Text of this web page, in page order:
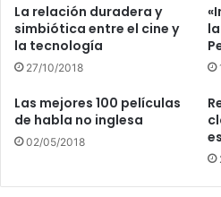
La relación duradera y
simbiótica entre el cine y
la tecnología
27/10/2018
Las mejores 100 películas
de habla no inglesa
02/05/2018